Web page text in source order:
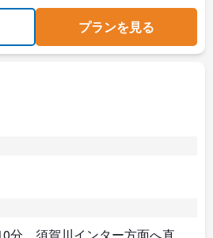
プランを見る